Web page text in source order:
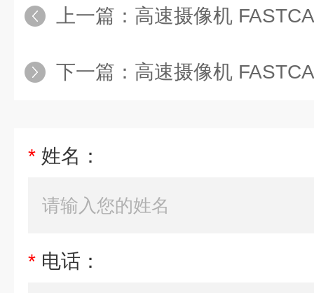
上一篇： 高速摄像机
下一篇： 高速摄像机
* 姓名：
* 电话：